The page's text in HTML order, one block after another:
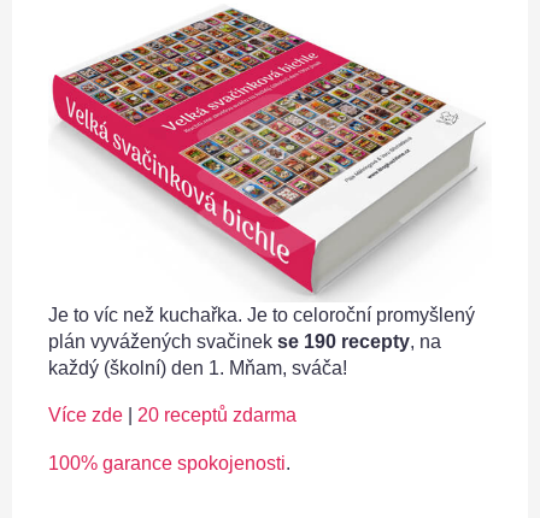
Je to víc než kuchařka. Je to celoroční promyšlený
plán vyvážených svačinek se 190 recepty, na
každý (školní) den 1. Mňam, sváča!
Více zde 20 receptů zdarma
100% garance spokojenosti.